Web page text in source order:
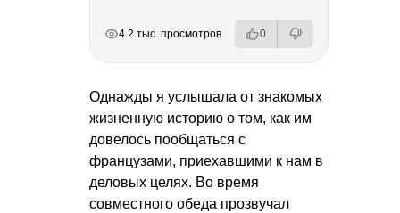
4.2 тыс. просмотров 0
Однажды я услышала от знакомых
жизненную историю о том, как им
довелось пообщаться с
французами, приехавшими к нам в
деловых целях. Во время
совместного обеда прозвучал